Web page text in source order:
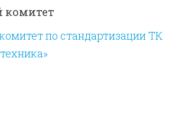
комитет
по стандартизации ТК